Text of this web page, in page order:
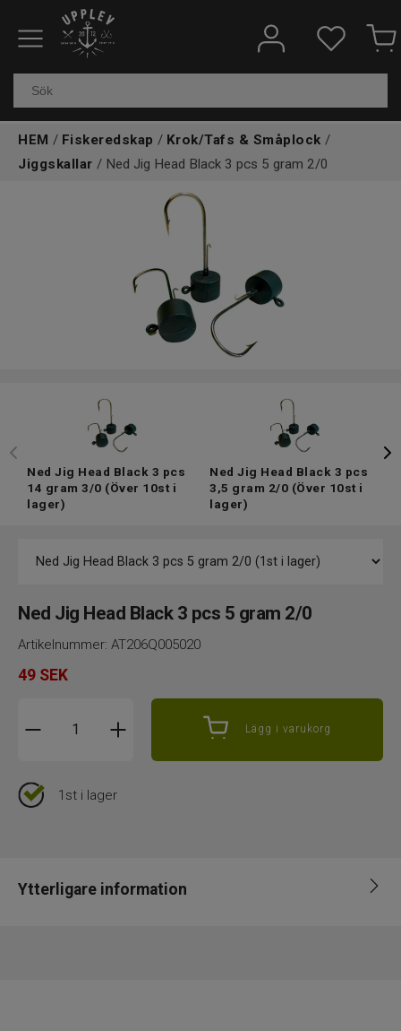
Fiskeredskap
Kläder & skor
HEM / Fiskeredskap / Krok/Tafs & Småplock /
Jiggskallar / Ned Jig Head Black 3 pcs 5 gram 2/0
Ned Jig Head Black 3 pcs
14 gram 3/0 (Över 10st i
lager)
Ned Jig Head Black 3 pcs
3,5 gram 2/0 (Över 10st i
lager)
Ned Jig Head Black 3 pcs 5 gram 2/0
Artikelnummer: AT206Q005020
49 SEK
Lägg i varukorg
1st i lager
Ytterligare information